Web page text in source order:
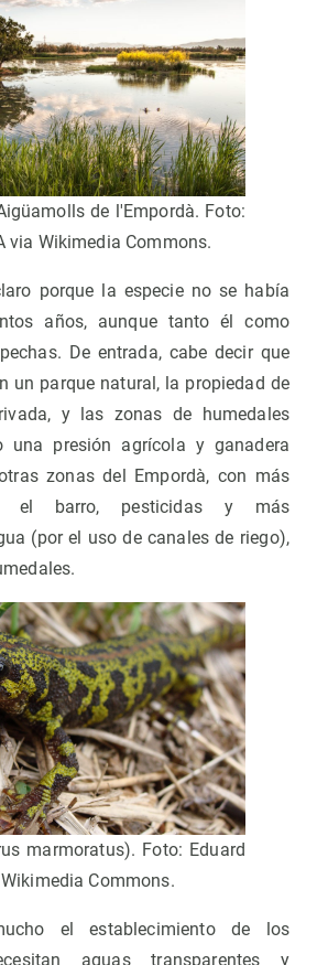
de l'Empordà. Foto:
via Wikimedia Commons.
porque la especie no se había
años, aunque tanto él como
De entrada, cabe decir que
un parque natural, la propiedad de
y las zonas de humedales
una presión agrícola y ganadera
zonas del Empordà, con más
el barro, pesticidas y más
(por el uso de canales de riego),
marmoratus). Foto: Eduard
Commons.
el establecimiento de los
aguas transparentes y